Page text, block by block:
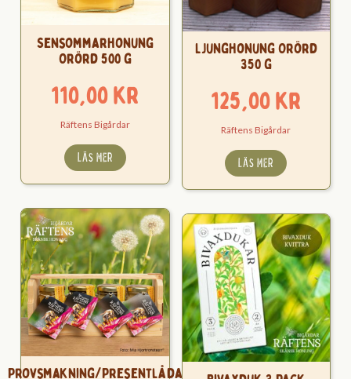
Ljunghonung Orörd
350 g
125,00kr
Räftens Bigårdar
LÄS MER
Sensommarhonung
Orörd 500 g
110,00kr
Räftens Bigårdar
LÄS MER
Provsmakning/Presentlåda